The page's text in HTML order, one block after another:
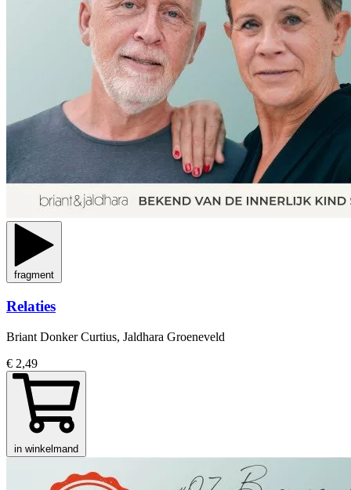
fragment
Relaties
Briant Donker Curtius, Jaldhara Groeneveld
€ 2,49
in winkelmand